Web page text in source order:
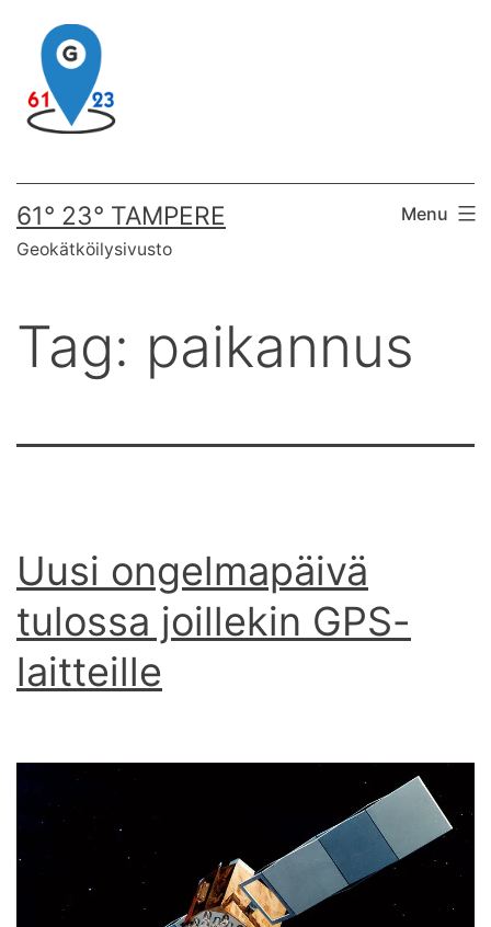
content
61° 23° TAMPERE
Geokätköilysivusto
Menu
Tag: paikannus
Uusi ongelmapäivä
tulossa joillekin GPS-
laitteille